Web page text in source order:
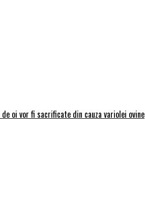
oi vor fi sacrificate din cauza variolei ovine